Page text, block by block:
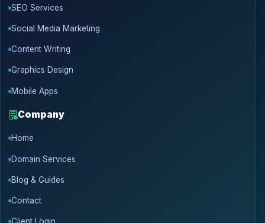
SEO Services
Social Media Marketing
Content Writing
Graphics Design
Mobile Apps
Company
Home
Domain Services
Blog & Guides
Contact